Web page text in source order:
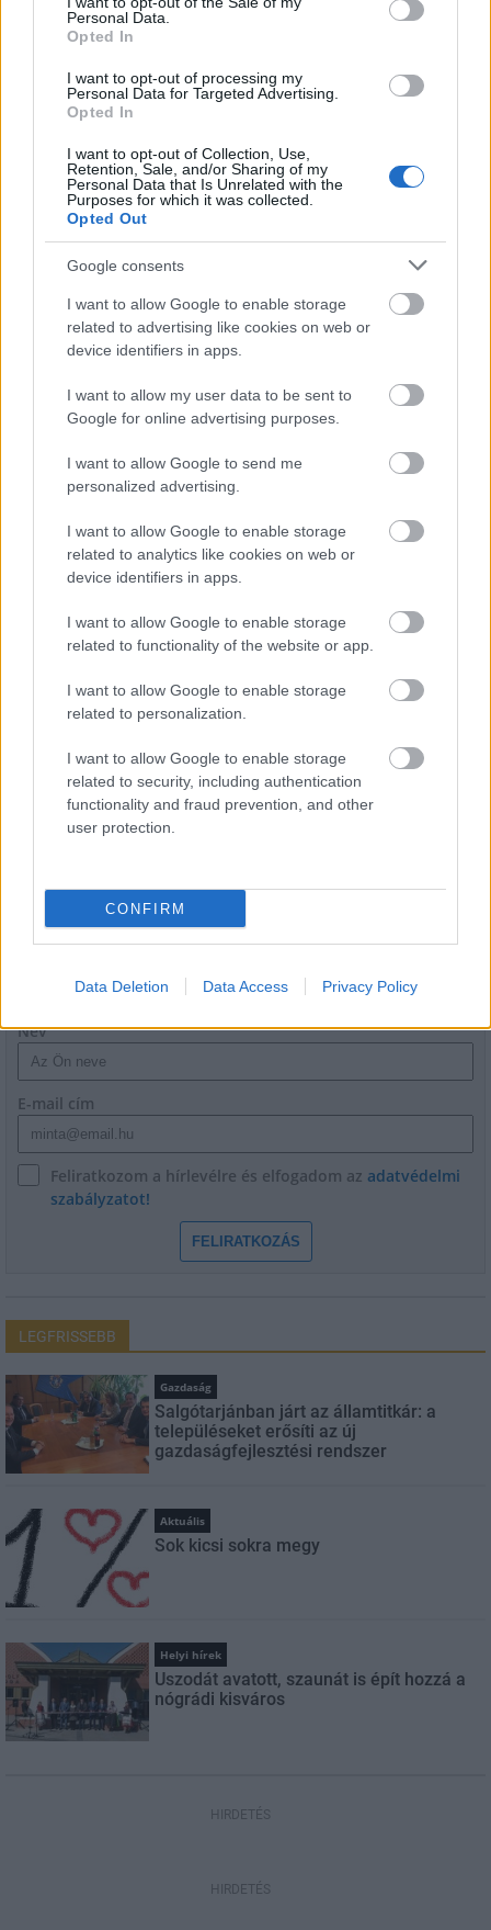
Personal Data.
Opted In
I want to opt-out of processing my
Personal Data for Targeted Advertising.
Opted In
I want to opt-out of Collection, Use,
Retention, Sale, and/or Sharing of my
Personal Data that Is Unrelated with the
Purposes for which it was collected.
Opted Out
Google consents
I want to allow Google to enable storage
related to advertising like cookies on web or
device identifiers in apps.
I want to allow my user data to be sent to
Google for online advertising purposes.
I want to allow Google to send me
personalized advertising.
I want to allow Google to enable storage
related to analytics like cookies on web or
device identifiers in apps.
I want to allow Google to enable storage
related to functionality of the website or app.
I want to allow Google to enable storage
related to personalization.
I want to allow Google to enable storage
related to security, including authentication
functionality and fraud prevention, and other
user protection.
CONFIRM
Data Deletion Data Access Privacy Policy
Város-Teampannon Kereskedelmi és Szolgáltató Kft.
Újragondolják Lipótváros rejtett, zöld parkját
Indulhat a Honvéd tér megújításának tervezése, ahol a
klímatudatos gondolkodás és a helyi identitás erősítése kerül a
Történelmi táj, amelynek minden köve
mesél – megújul a tatai Angolkert
M1 bővítés: már zajlik a teljesen új
Bicske Kelet csomópont építése
Új gyalogosátkelők és jelzőlámpás
csomópont épül Angyalföldön
Másfélszeresére bővítik
Hódmezővásárhely jó hírű református
iskoláját
Név
E-mail cím
Feliratkozom a hírlevélre és elfogadom az adatvédelmi
szabályzatot!
FELIRATKOZÁS
LEGFRISSEBB
Gazdaság
Salgótarjánban járt az államtitkár: a
településeket erősíti az új
gazdaságfejlesztési rendszer
Aktuális
Sok kicsi sokra megy
Helyi hírek
Uszodát avatott, szaunát is épít hozzá a
nógrádi kisváros
HIRDETÉS
HIRDETÉS